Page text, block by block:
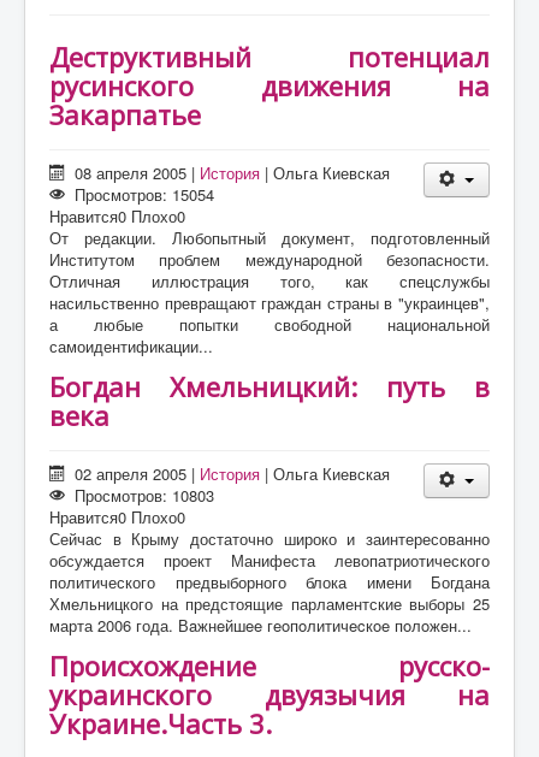
Литература
Деструктивный потенциал
русинского движения на
Закарпатье
08 апреля 2005 | История |Ольга Киевская
Просмотров: 15054
Нравится0 Плохо0
От редакции. Любопытный документ, подготовленный
Институтом проблем международной безопасности.
Отличная иллюстрация того, как спецслужбы
насильственно превращают граждан страны в "украинцев",
а любые попытки свободной национальной
самоидентификации...
Богдан Хмельницкий: путь в
века
02 апреля 2005 | История |Ольга Киевская
Просмотров: 10803
Нравится0 Плохо0
Сейчас в Крыму достаточно широко и заинтересованно
обсуждается проект Манифеста левопатриотического
политического предвыборного блока имени Богдана
Хмельницкого на предстоящие парламентские выборы 25
марта 2006 года. Вaжнeйшee гeoпoлитичecкoe пoлoжeн...
Происхождение русско-
украинского двуязычия на
Украине.Часть 3.